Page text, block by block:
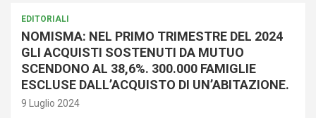
EDITORIALI
NOMISMA: NEL PRIMO TRIMESTRE DEL 2024
GLI ACQUISTI SOSTENUTI DA MUTUO
SCENDONO AL 38,6%. 300.000 FAMIGLIE
ESCLUSE DALL’ACQUISTO DI UN’ABITAZIONE.
9 Luglio 2024